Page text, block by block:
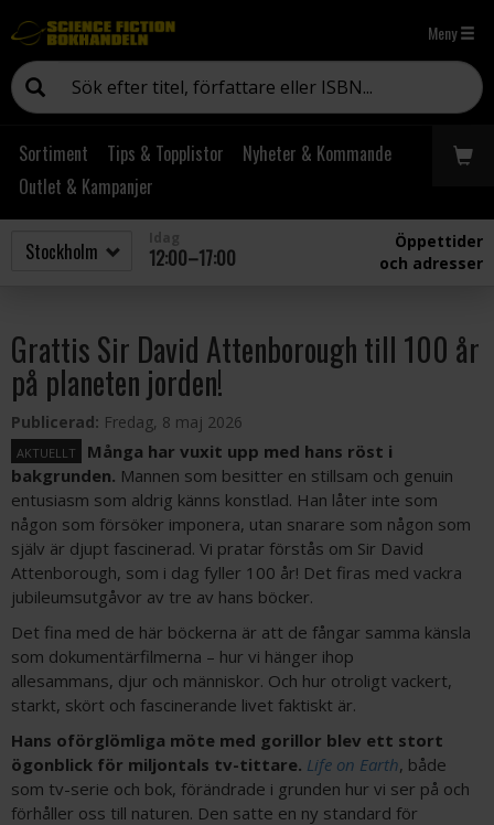
Meny
Sortiment Tips & Topplistor
Nyheter & Kommande
Outlet & Kampanjer
12:00–17:00
Öppettider
och adresser
Grattis Sir David Attenborough till 100 år
på planeten jorden!
Publicerad: Fredag, 8 maj 2026
AKTUELLT
Många har vuxit upp med hans röst i
bakgrunden. Mannen som besitter en stillsam och genuin
entusiasm som aldrig känns konstlad. Han låter inte som
någon som försöker imponera, utan snarare som någon som
själv är djupt fascinerad. Vi pratar förstås om Sir David
Attenborough, som i dag fyller 100 år! Det firas med vackra
jubileumsutgåvor av tre av hans böcker.
Det fina med de här böckerna är att de fångar samma känsla
som dokumentärfilmerna – hur vi hänger ihop
allesammans, djur och människor. Och hur otroligt vackert,
starkt, skört och fascinerande livet faktiskt är.
Hans oförglömliga möte med gorillor blev ett stort
ögonblick för miljontals tv-tittare. Life on Earth, både
som tv-serie och bok, förändrade i grunden hur vi ser på och
förhåller oss till naturen. Den satte en ny standard för